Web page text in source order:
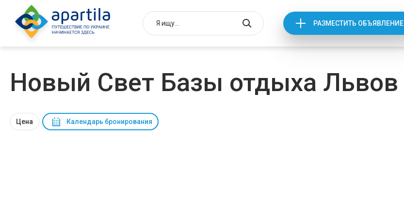
РАЗМЕСТИТЬ ОБЪЯВЛЕНИЕ
Новый Свет Базы отдыха Львов
Цена Календарь бронирования